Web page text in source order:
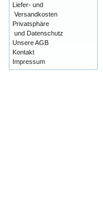
Liefer- und
Versandkosten
Privatsphäre
und Datenschutz
Unsere AGB
Kontakt
Impressum